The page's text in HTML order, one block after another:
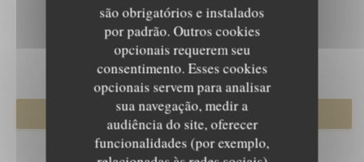
são obrigatórios e instalados
por padrão. Outros cookies
opcionais requerem seu
consentimento. Esses cookies
opcionais servem para analisar
sua navegação, medir a
audiência do site, oferecer
funcionalidades (por exemplo,
RESERVAR UMA MESA